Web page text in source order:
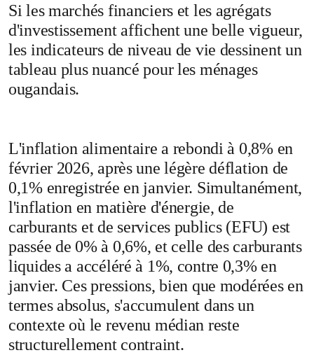
Si les marchés financiers et les agrégats
d'investissement affichent une belle vigueur,
les indicateurs de niveau de vie dessinent un
tableau plus nuancé pour les ménages
ougandais.
L'inflation alimentaire a rebondi à 0,8% en
février 2026, après une légère déflation de
0,1% enregistrée en janvier. Simultanément,
l'inflation en matière d'énergie, de
carburants et de services publics (EFU) est
passée de 0% à 0,6%, et celle des carburants
liquides a accéléré à 1%, contre 0,3% en
janvier. Ces pressions, bien que modérées en
termes absolus, s'accumulent dans un
contexte où le revenu médian reste
structurellement contraint.